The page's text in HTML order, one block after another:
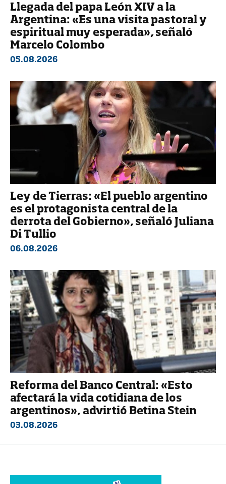
Llegada del papa León XIV a la
Argentina: «Es una visita pastoral y
espiritual muy esperada», señaló
Marcelo Colombo
05.08.2026
Ley de Tierras: «El pueblo argentino
es el protagonista central de la
derrota del Gobierno», señaló Juliana
Di Tullio
06.08.2026
Reforma del Banco Central: «Esto
afectará la vida cotidiana de los
argentinos», advirtió Betina Stein
03.08.2026